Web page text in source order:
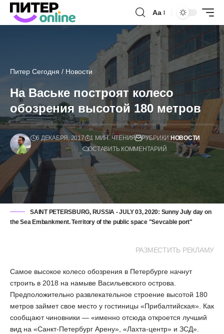
Аа
Питер Сегодня / Новости
На Ваське построят колесо
обозрения высотой 180 метров
6 ДЕКАБРЯ, 2017 1 МИН. ЧТЕНИЯ РУБРИКИ:НОВОСТИ
ОСТАВИТЬ КОММЕНТАРИЙ
SAINT PETERSBURG, RUSSIA - JULY 03, 2020: Sunny July day on
the Sea Embankment. Territory of the public space "Sevcable port"
РАЗМЕСТИТЬ РЕКЛАМУ
Самое высокое колесо обозрения в Петербурге начнут
строить в 2018 на намыве Васильевского острова.
Предположительно развлекательное строение высотой 180
метров займет свое место у гостиницы «Прибалтийская». Как
сообщают чиновники — «именно отсюда откроется лучший
вид на «Санкт-Петербург Арену», «Лахта-центр» и ЗСД».